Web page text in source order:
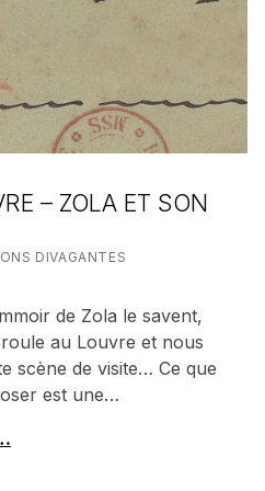
– ZOLA ET SON
BY: DIVAGANTES
de Zola le savent,
au Louvre et nous
scène de visite… Ce que
est une…